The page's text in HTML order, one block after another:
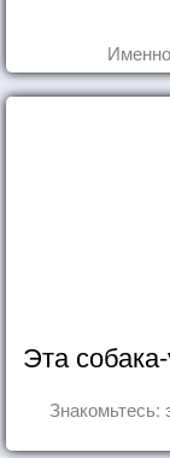
Эта
Знакомьтесь: